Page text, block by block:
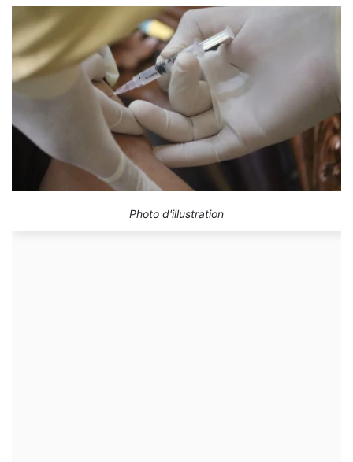
Photo d'illustration